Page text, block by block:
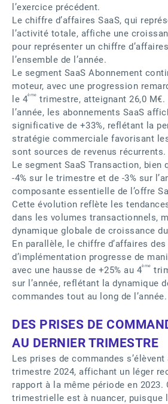
l’exercice précédent.
Le chiffre d’affaires SaaS, qui
l’activité totale, affiche une
pour représenter un chiffre
l’ensemble de l’année.
Le segment SaaS Abonnement
moteur, avec une progression
le 4ème trimestre, atteignant 26,0 M€.
l’année, les abonnements SaaS
significative de +33%, reflétant la
stratégie commerciale favorisant
sont sources de revenus récurrents.
Le segment SaaS Transaction, bien
-4% sur le trimestre et de -3% sur
composante essentielle de l’offre
Cette évolution reflète les
dans les volumes transactionnels,
dynamique globale de croissance
En parallèle, le chiffre d’affaires
d’implémentation progresse de
avec une hausse de +25% au 4ème
sur l’année, reflétant la dynamique
commandes tout au long de l’année.
DES PRISES DE
AU DERNIER TRIMESTRE
Les prises de commandes s’élèvent
trimestre 2024, affichant un léger
rapport à la même période en
trimestrielle est à nuancer, puisque